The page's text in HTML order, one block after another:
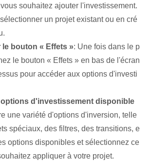
souhaitez ajouter l'investissement.
un projet existant ou en cré
bouton « Effets »: Une fois dans le p
le bouton « Effets » en bas de l'écran
pour accéder aux options d'investi
options d'investissement disponible
une variété d'options d'inversion, telle
spéciaux, des filtres, des transitions, e
options disponibles et sélectionnez ce
appliquer à votre projet.